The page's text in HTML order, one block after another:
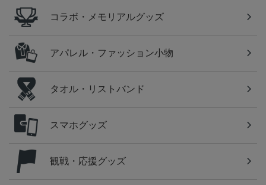
コラボ・メモリアルグッズ
アパレル・ファッション小物
タオル・リストバンド
スマホグッズ
観戦・応援グッズ